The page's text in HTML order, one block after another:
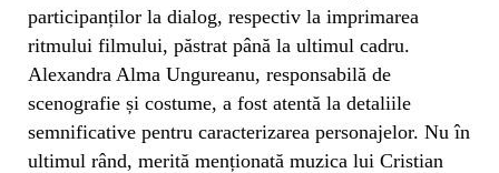
participanților la dialog, respectiv la imprimarea
ritmului filmului, păstrat până la ultimul cadru.
Alexandra Alma Ungureanu, responsabilă de
scenografie și costume, a fost atentă la detaliile
semnificative pentru caracterizarea personajelor. Nu în
ultimul rând, merită menționată muzica lui Cristian